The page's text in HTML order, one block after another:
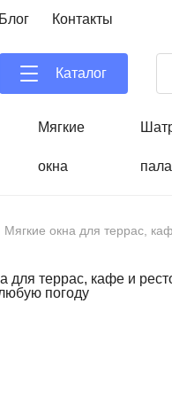
Блог Контакты
Каталог
Мягкие
окна
Мягкие окна для террас,